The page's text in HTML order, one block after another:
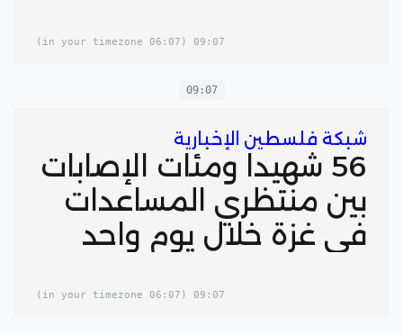
09:07
(06:07 in your timezone)
09:07
شبكة فلسطين الإخبارية
56 شهيدا ومئات الإصابات
بين منتظري المساعدات
في غزة خلال يوم واحد
09:07
(06:07 in your timezone)